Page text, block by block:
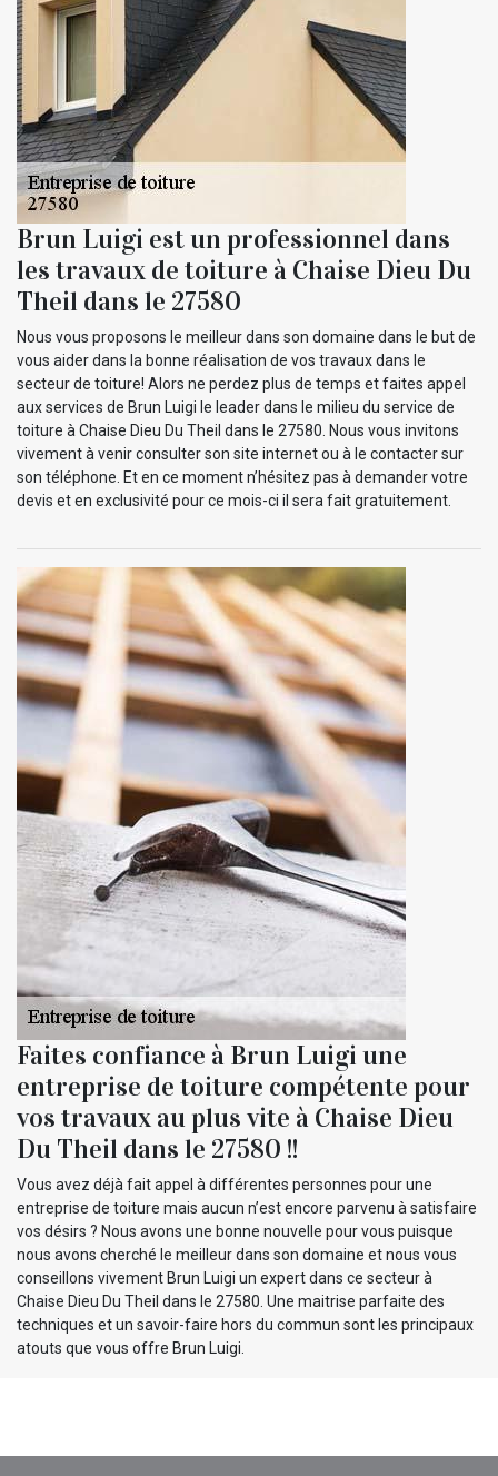
Brun Luigi est un professionnel dans
les travaux de toiture à Chaise Dieu Du
Theil dans le 27580
Nous vous proposons le meilleur dans son domaine dans le but de
vous aider dans la bonne réalisation de vos travaux dans le
secteur de toiture! Alors ne perdez plus de temps et faites appel
aux services de Brun Luigi le leader dans le milieu du service de
toiture à Chaise Dieu Du Theil dans le 27580. Nous vous invitons
vivement à venir consulter son site internet ou à le contacter sur
son téléphone. Et en ce moment n’hésitez pas à demander votre
devis et en exclusivité pour ce mois-ci il sera fait gratuitement.
Faites confiance à Brun Luigi une
entreprise de toiture compétente pour
vos travaux au plus vite à Chaise Dieu
Du Theil dans le 27580 !!
Vous avez déjà fait appel à différentes personnes pour une
entreprise de toiture mais aucun n’est encore parvenu à satisfaire
vos désirs ? Nous avons une bonne nouvelle pour vous puisque
nous avons cherché le meilleur dans son domaine et nous vous
conseillons vivement Brun Luigi un expert dans ce secteur à
Chaise Dieu Du Theil dans le 27580. Une maitrise parfaite des
techniques et un savoir-faire hors du commun sont les principaux
atouts que vous offre Brun Luigi.